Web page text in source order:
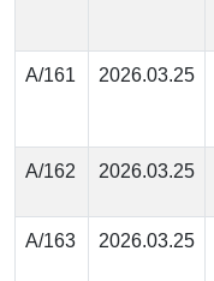
А/161 2026.03.25
А/162 2026.03.25
А/163 2026.03.25